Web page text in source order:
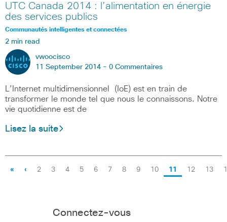
UTC Canada 2014 : l’alimentation en énergie
des services publics
Communautés intelligentes et connectées
2 min read
vwoocisco
11 September 2014 - 0 Commentaires
L’Internet multidimensionnel (IoE) est en train de
transformer le monde tel que nous le connaissons. Notre
vie quotidienne est de
Lisez la suite
« ‹ 2 3 4 5 6 7 8 9 10 11 12 13
Connectez-vous